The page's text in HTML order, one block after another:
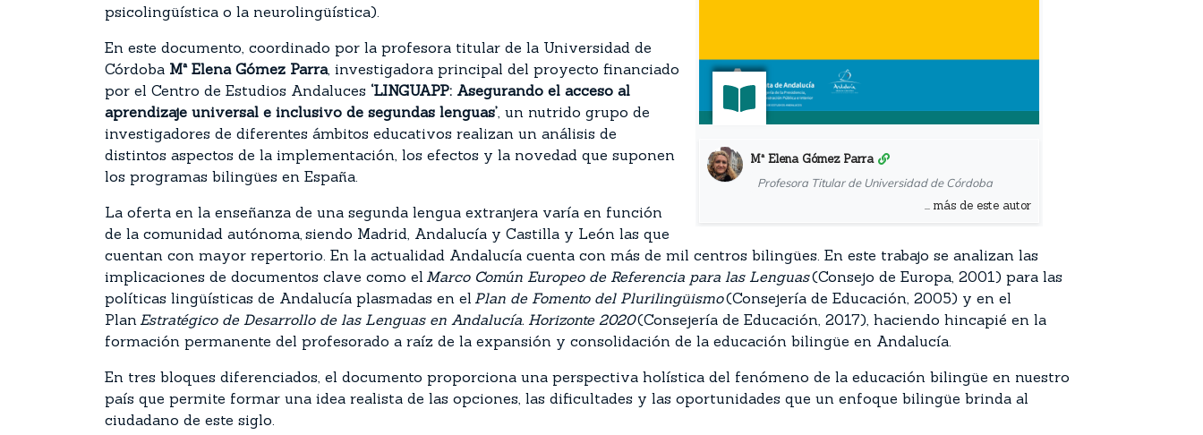
Mª Elena Gómez Parra
Profesora Titular de Universidad de Córdoba
... más de este autor
psicolingüística o la neurolingüística).
En este documento, coordinado por la profesora titular de la Universidad de
Córdoba Mª Elena Gómez Parra, investigadora principal del proyecto financiado
por el Centro de Estudios Andaluces ‘LINGUAPP: Asegurando el acceso al
aprendizaje universal e inclusivo de segundas lenguas’, un nutrido grupo de
investigadores de diferentes ámbitos educativos realizan un análisis de
distintos aspectos de la implementación, los efectos y la novedad que suponen
los programas bilingües en España.
La oferta en la enseñanza de una segunda lengua extranjera varía en función
de la comunidad autónoma, siendo Madrid, Andalucía y Castilla y León las que
cuentan con mayor repertorio. En la actualidad Andalucía cuenta con más de mil centros bilingües. En este trabajo se analizan las
implicaciones de documentos clave como el Marco Común Europeo de Referencia para las Lenguas(Consejo de Europa, 2001) para las
políticas lingüísticas de Andalucía plasmadas en el Plan de Fomento del Plurilingüismo(Consejería de Educación, 2005) y en el
Plan Estratégico de Desarrollo de las Lenguas en Andalucía. Horizonte 2020(Consejería de Educación, 2017), haciendo hincapié en la
formación permanente del profesorado a raíz de la expansión y consolidación de la educación bilingüe en Andalucía.
En tres bloques diferenciados, el documento proporciona una perspectiva holística del fenómeno de la educación bilingüe en nuestro
país que permite formar una idea realista de las opciones, las dificultades y las oportunidades que un enfoque bilingüe brinda al
ciudadano de este siglo.